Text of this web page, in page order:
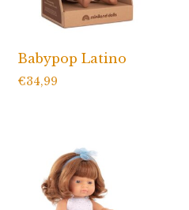
Babypop Latino
€34,99